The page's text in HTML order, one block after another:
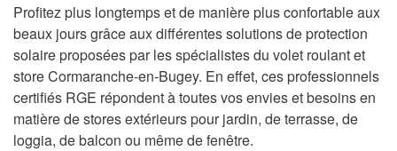
Profitez plus longtemps et de manière plus confortable aux
beaux jours grâce aux différentes solutions de protection
solaire proposées par les spécialistes du volet roulant et
store Cormaranche-en-Bugey. En effet, ces professionnels
certifiés RGE répondent à toutes vos envies et besoins en
matière de stores extérieurs pour jardin, de terrasse, de
loggia, de balcon ou même de fenêtre.